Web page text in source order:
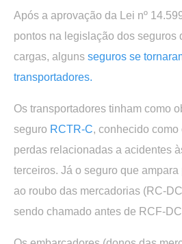
Após a aprovação da Lei nº
pontos na legislação dos seguros
cargas, alguns seguros se
transportadores.
Os transportadores tinham como
seguro RCTR-C, conhecido
perdas relacionadas a acidentes
terceiros. Já o seguro que
ao roubo das mercadorias (RC-
sendo chamado antes de RCF-